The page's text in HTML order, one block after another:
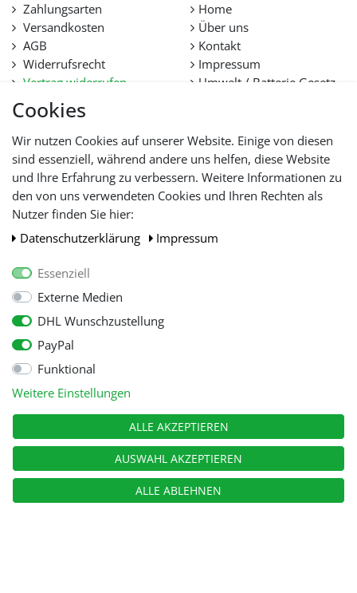
Cookies
Wir nutzen Cookies auf unserer Website. Einige von diesen
sind essenziell, während andere uns helfen, diese Website
und Ihre Erfahrung zu verbessern. Weitere Informationen zu
den von uns verwendeten Cookies und Ihren Rechten als
Nutzer finden Sie hier:
Daten­schutz­erklärung
Impressum
Essenziell
Externe Medien
DHL Wunschzustellung
PayPal
Funktional
Weitere Einstellungen
ALLE AKZEPTIEREN
AUSWAHL AKZEPTIEREN
ALLE ABLEHNEN
Zahlungsarten
Versandkosten
AGB
Widerrufsrecht
Vertrag widerrufen
Datenschutz
Hilfe
Lieferfristen und
Lieferbeschränkung
Home
Über uns
Kontakt
Impressum
Umwelt / Batterie Gesetz
WIR AKZEPTIEREN
© Copyright 2026 Tooltraders GmbH. Alle Rechte vorbehalten